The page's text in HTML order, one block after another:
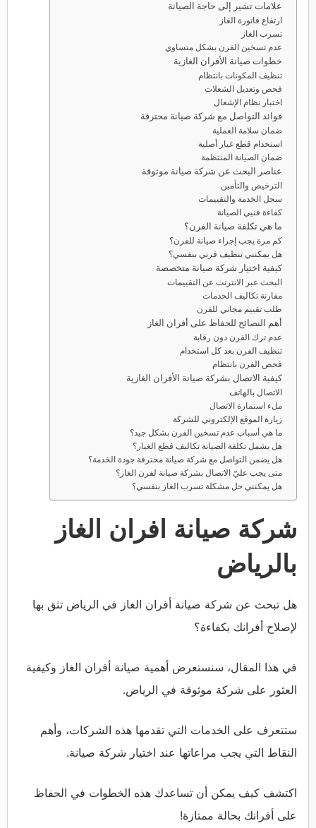
علامات تشير إلى حاجة الصيانة
ارتفاع فاتورة الغاز
تسرب الغاز
عدم تسخين الفرن بشكل متساوي
خطوات صيانة الأفران الغازية
تنظيف المكونات بانتظام
فحص وتعديل الشعلات
اختبار نظام الإشعال
فوائد التواصل مع شركة صيانة محترفة
ضمان سلامة العملية
استخدام قطع غيار أصلية
ضمان الصيانة المنتظمة
عناصر البحث عن شركة صيانة موثوقة
الترخيص والتأمين
سجل الخدمة والتقييمات
كفاءة فنيي الصيانة
ما هي تكلفة صيانة الفرن؟
كم مرة يجب إجراء صيانة للفرن؟
هل يمكنني تنظيف فرني بنفسي؟
كيفية اختيار شركة صيانة متخصصة
البحث عبر الانترنت عن التقييمات
مقارنة تكاليف الخدمات
طلب تقييم مجاني للفرن
أهم النصائح للحفاظ على أفران الغاز
عدم ترك الفرن دون رقابة
تنظيف الفرن بعد كل استخدام
فحص الفرن بانتظام
كيفية الاتصال بشركة صيانة الأفران الغازية
الاتصال بالهاتف
ملء استمارة الاتصال
زيارة الموقع الإلكتروني للشركة
ما هي أسباب عدم تسخين الفرن بشكل جيد؟
هل يشمل تكلفة الصيانة تكاليف قطع الغيار؟
هل يضمن التواصل مع شركة صيانة محترفة جودة الخدمة؟
متى يجب عليّ الاتصال بشركة صيانة لفرن الغاز؟
هل يمكنني حل مشكلة تسرب الغاز بنفسي؟
شركة صيانة افران الغاز
بالرياض
هل تبحث عن شركة صيانة أفران الغاز في الرياض تثق بها
لإصلاح أفرانك بكفاءة؟
في هذا المقال، سنستعرض أهمية صيانة أفران الغاز وكيفية
العثور على شركة موثوقة في الرياض.
ستتعرف على الخدمات التي تقدمها هذه الشركات، وأهم
النقاط التي يجب مراعاتها عند اختيار شركة صيانة.
اكتشف كيف يمكن أن تساعدك هذه الخطوات في الحفاظ
على أفرانك بحالة ممتازة!